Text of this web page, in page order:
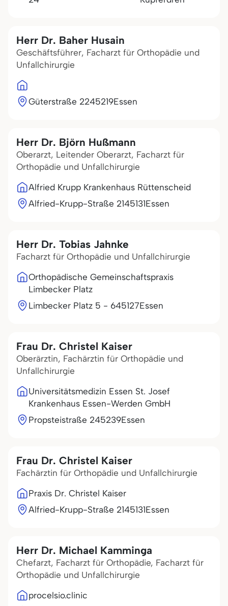
Herr Dr. Baher Husain
Geschäftsführer, Facharzt für Orthopädie und
Unfallchirurgie
Güterstraße 2245219Essen
Herr Dr. Björn Hußmann
Oberarzt, Leitender Oberarzt, Facharzt für
Orthopädie und Unfallchirurgie
Alfried Krupp Krankenhaus Rüttenscheid
Alfried-Krupp-Straße 2145131Essen
Herr Dr. Tobias Jahnke
Facharzt für Orthopädie und Unfallchirurgie
Orthopädische Gemeinschaftspraxis
Limbecker Platz
Limbecker Platz 5 - 645127Essen
Frau Dr. Christel Kaiser
Oberärztin, Fachärztin für Orthopädie und
Unfallchirurgie
Universitätsmedizin Essen St. Josef
Krankenhaus Essen-Werden GmbH
Propsteistraße 245239Essen
Frau Dr. Christel Kaiser
Fachärztin für Orthopädie und Unfallchirurgie
Praxis Dr. Christel Kaiser
Alfried-Krupp-Straße 2145131Essen
Herr Dr. Michael Kamminga
Chefarzt, Facharzt für Orthopädie, Facharzt für
Orthopädie und Unfallchirurgie
procelsio.clinic